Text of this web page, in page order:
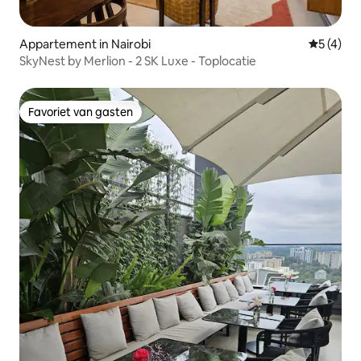
Appartement in Nairobi
5 (4)
SkyNest by Merlion - 2 SK Luxe - Toplocatie
Favoriet van gasten
Favoriet van gasten